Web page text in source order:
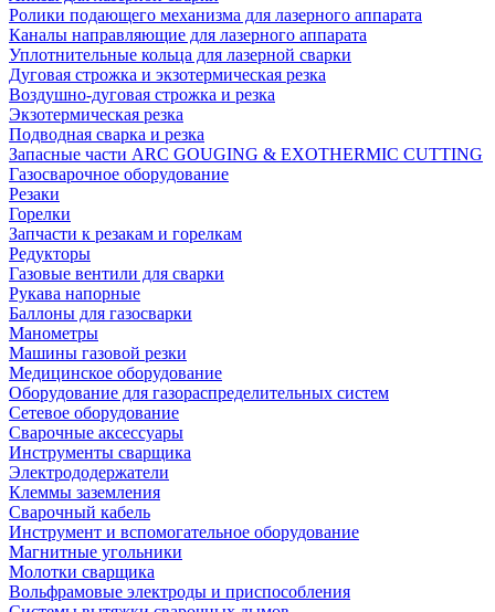
Ролики подающего механизма для лазерного аппарата
Каналы направляющие для лазерного аппарата
Уплотнительные кольца для лазерной сварки
Дуговая строжка и экзотермическая резка
Воздушно-дуговая строжка и резка
Экзотермическая резка
Подводная сварка и резка
Запасные части ARC GOUGING & EXOTHERMIC CUTTING
Газосварочное оборудование
Резаки
Горелки
Запчасти к резакам и горелкам
Редукторы
Газовые вентили для сварки
Рукава напорные
Баллоны для газосварки
Манометры
Машины газовой резки
Медицинское оборудование
Оборудование для газораспределительных систем
Сетевое оборудование
Сварочные аксессуары
Инструменты сварщика
Электрододержатели
Клеммы заземления
Сварочный кабель
Инструмент и вспомогательное оборудование
Магнитные угольники
Молотки сварщика
Вольфрамовые электроды и приспособления